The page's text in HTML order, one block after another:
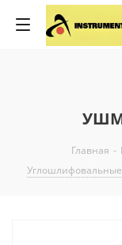
УШМ
Главная -